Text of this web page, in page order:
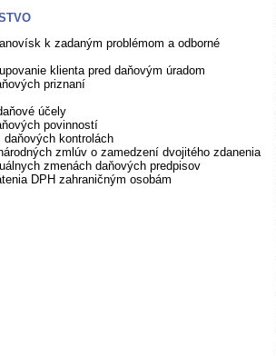
k zadaným problémom a odborné
klienta pred daňovým úradom
priznaní
účely
povinností
daňových kontrolách
zmlúv o zamedzení dvojitého zdanenia
zmenách daňových predpisov
DPH zahraničným osobám